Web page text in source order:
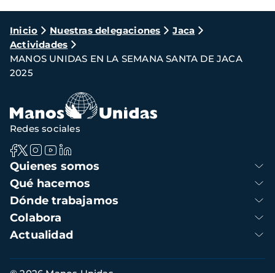
Ruta
de
navegación
Inicio Nuestras delegaciones
Jaca
Actividades
MANOS UNIDAS EN LA SEMANA SANTA DE JACA
2025
Navegación
principal
Quienes somos
Qué hacemos
Dónde trabajamos
Colabora
Actualidad
Redes sociales